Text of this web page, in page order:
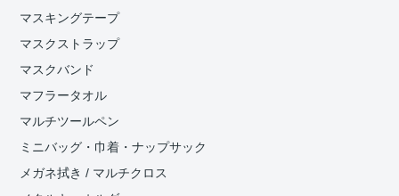
マスキングテープ
マスクストラップ
マスクバンド
マフラータオル
マルチツールペン
ミニバッグ・巾着・ナップサック
メガネ拭き / マルチクロス